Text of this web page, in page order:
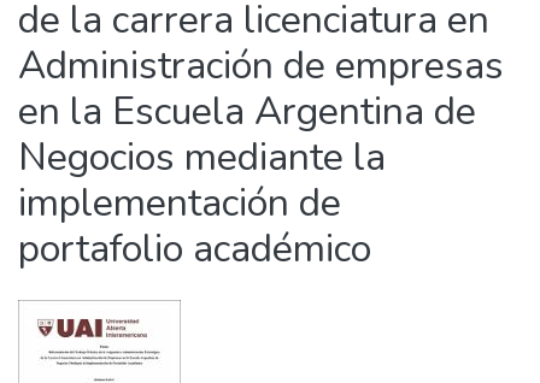
de la carrera licenciatura en
Administración de empresas
en la Escuela Argentina de
Negocios mediante la
implementación de
portafolio académico